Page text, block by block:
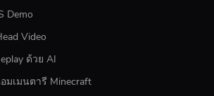
Demo
Video
ด้วย AI
มเมนตารี Minecraft